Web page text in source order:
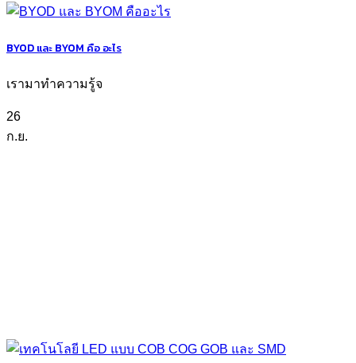
BYOD และ BYOM คือ อะไร
เรามาทำความรู้จ
26
ก.ย.